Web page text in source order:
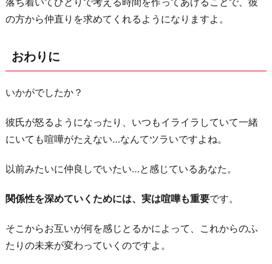
の方から仲直りを求めてくれるようになりますよ。
おわりに
いかがでしたか？
彼氏が怒るようになったり、いつもイライラしていて一緒
にいても喧嘩がたえない…なんてツラいですよね。
以前みたいに仲良しでいたい…と感じているあなた。
関係性を深めていくためには、実は喧嘩も重要です。
そこからお互いが何を感じとるかによって、これからのふ
たりの未来が変わっていくのですよ。